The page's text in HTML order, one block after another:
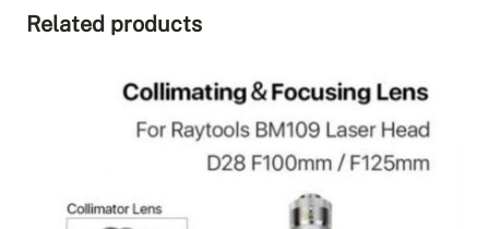
Related products